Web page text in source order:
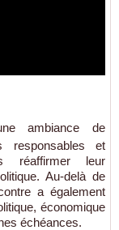
ambiance de
responsables et
réaffirmer leur
Au-delà de
a également
économique
échéances.